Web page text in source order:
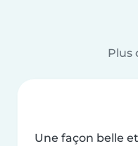
Plus
Une façon belle et